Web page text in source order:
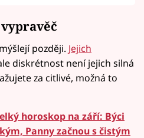
později. Jejich
diskrétnost není jejich silná
za citlivé, možná to
horoskop na září: Býci
Panny začnou s čistým